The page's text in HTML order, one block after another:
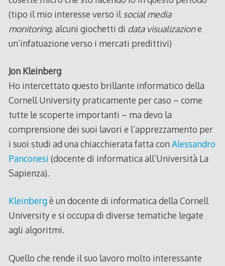
(tipo il mio interesse verso ilsocial media
monitoring, alcuni giochetti di data visualizazione
un’infatuazione verso i mercati predittivi)
Jon Kleinberg
Ho intercettato questo brillante informatico della
Cornell University praticamente per caso – come
tutte le scoperte importanti – ma devo la
comprensione dei suoi lavori e l’apprezzamento per
i suoi studi ad una chiacchierata fatta conAlessandro
Panconesi (docente di informatica all’Università La
Sapienza).
Kleinbergè un docente di informatica della Cornell
University e si occupa di diverse tematiche legate
agli algoritmi.
Quello che rende il suo lavoro molto interessante